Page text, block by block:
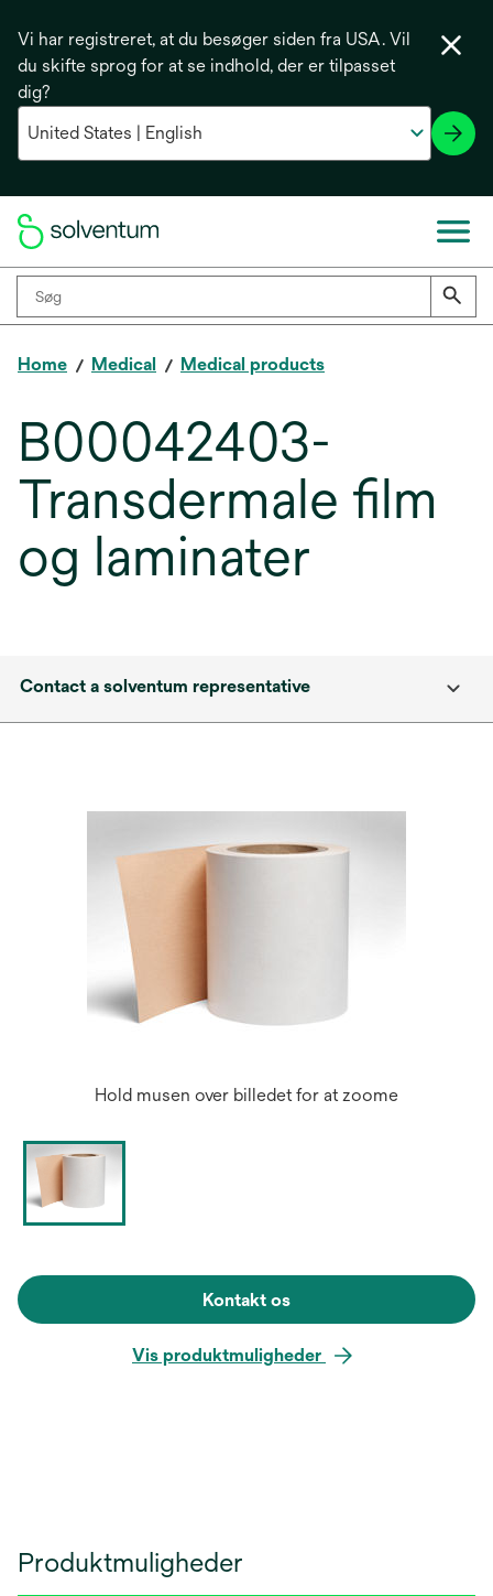
Vi har registreret, at du besøger siden fra USA. Vil
du skifte sprog for at se indhold, der er tilpasset
dig?
Home Medical Medical products
B00042403-
Transdermale film
og laminater
Contact a solventum representative
Hold musen over billedet for at zoome
Kontakt os
Vis produktmuligheder
Produktmuligheder